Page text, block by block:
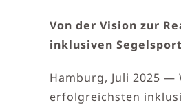
Von der Vision zur
inklusiven
Hamburg, Juli 2025
erfolgreichsten